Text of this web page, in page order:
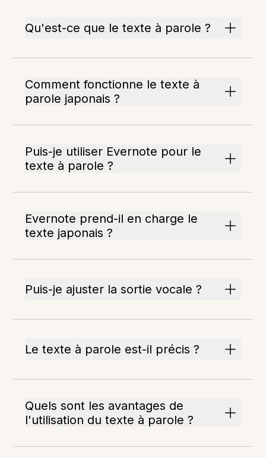
Qu'est-ce que le texte à parole ?
Comment fonctionne le texte à
parole japonais ?
Puis-je utiliser Evernote pour le
texte à parole ?
Evernote prend-il en charge le
texte japonais ?
Puis-je ajuster la sortie vocale ?
Le texte à parole est-il précis ?
Quels sont les avantages de
l'utilisation du texte à parole ?